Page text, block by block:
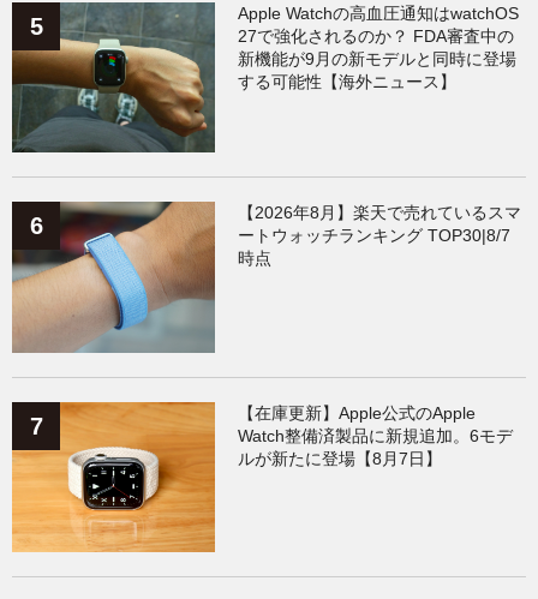
Apple Watchの高血圧通知はwatchOS
27で強化されるのか？ FDA審査中の
新機能が9月の新モデルと同時に登場
する可能性【海外ニュース】
【2026年8月】楽天で売れているスマ
ートウォッチランキング TOP30|8/7
時点
【在庫更新】Apple公式のApple
Watch整備済製品に新規追加。6モデ
ルが新たに登場【8月7日】